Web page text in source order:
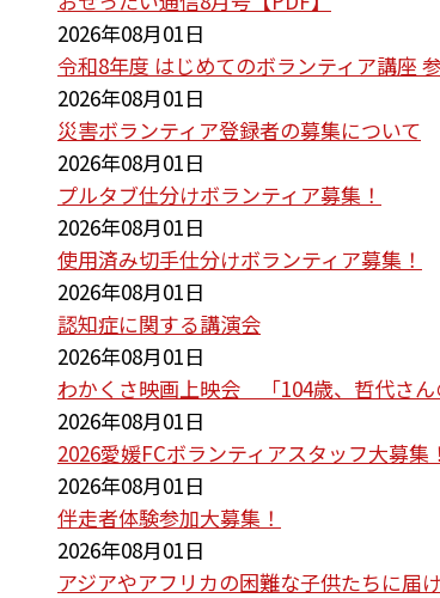
2026年08月01日
令和8年度 はじめてのボランティア講座
2026年08月01日
災害ボランティア登録者の募集について
2026年08月01日
プルタブ仕分けボランティア募集！
2026年08月01日
使用済み切手仕分けボランティア募集！
2026年08月01日
認知症に関する講演会
2026年08月01日
わかくさ映画上映会 「104歳、哲代さん
2026年08月01日
2026愛媛FCボランティアスタッフ大募集！
2026年08月01日
伴走者体験参加大募集！
2026年08月01日
アジアやアフリカの困難な子供たちに届